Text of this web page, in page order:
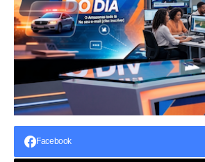
Facebook